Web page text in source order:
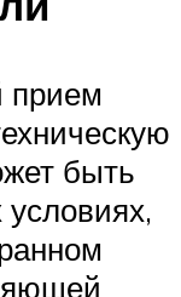
прием
быть
условиях,